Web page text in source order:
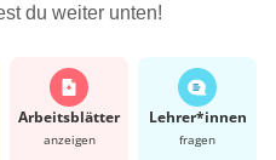
du weiter unten!
Arbeits­blätter
anzeigen
Lehrer*​innen
fragen